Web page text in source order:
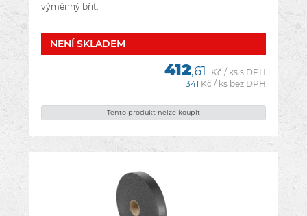
výměnný břit.
NENÍ­ SKLADEM
412,61
Kč / ks s DPH
341 Kč / ks bez DPH
Tento produkt nelze koupit